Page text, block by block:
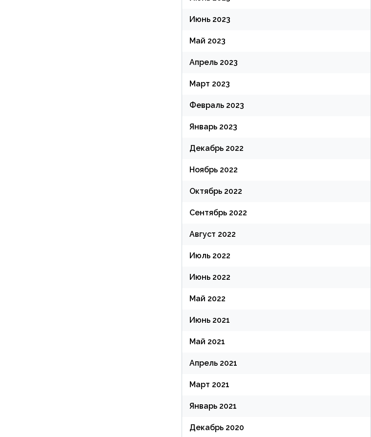
Июнь 2023
Май 2023
Апрель 2023
Март 2023
Февраль 2023
Январь 2023
Декабрь 2022
Ноябрь 2022
Октябрь 2022
Сентябрь 2022
Август 2022
Июль 2022
Июнь 2022
Май 2022
Июнь 2021
Май 2021
Апрель 2021
Март 2021
Январь 2021
Декабрь 2020